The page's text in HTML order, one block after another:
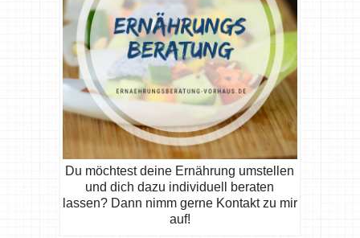
Du möchtest deine Ernährung umstellen
und dich dazu individuell beraten
lassen? Dann nimm gerne Kontakt zu mir
auf!